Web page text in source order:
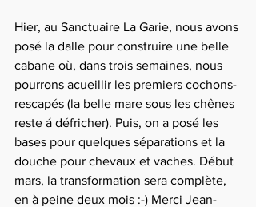
Hier, au Sanctuaire La Garie, nous avons
posé la dalle pour construire une belle
cabane où, dans trois semaines, nous
pourrons acueillir les premiers cochons-
rescapés (la belle mare sous les chênes
reste á défricher). Puis, on a posé les
bases pour quelques séparations et la
douche pour chevaux et vaches. Début
mars, la transformation sera complète,
en à peine deux mois :-) Merci Jean-